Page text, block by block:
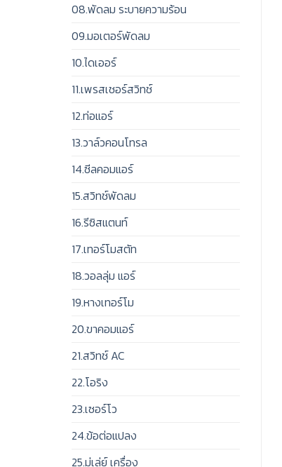
08.พัดลม ระบายความร้อน
09.มอเตอร์พัดลม
10.ไดเออร์
11.เพรสเชอร์สวิทช์
12.ท่อแอร์
13.วาล์วคอนโทรล
14.ซีลคอมแอร์
15.สวิทช์พัดลม
16.รีซิสแตนท์
17.เทอร์โมสตัท
18.วอลลุ่ม แอร์
19.หางเทอร์โม
20.ขาคอมแอร์
21.สวิทช์ AC
22.โอริง
23.เซอร์โว
24.ข้อต่อแปลง
25.มู่เล่ย์ เครื่อง